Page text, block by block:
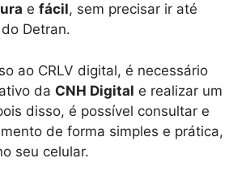
e fácil, sem precisar ir até
Detran.
ao CRLV digital, é necessário
da CNH Digital e realizar um
disso, é possível consultar e
de forma simples e prática,
seu celular.